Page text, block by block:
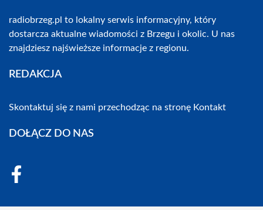
radiobrzeg.pl to lokalny serwis informacyjny, który
dostarcza aktualne wiadomości z Brzegu i okolic. U nas
znajdziesz najświeższe informacje z regionu.
REDAKCJA
Skontaktuj się z nami przechodząc na stronę Kontakt
DOŁĄCZ DO NAS